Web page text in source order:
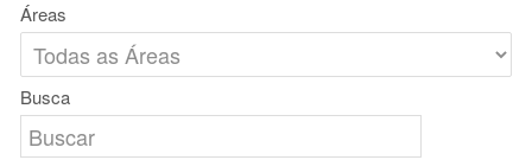
Áreas
Busca